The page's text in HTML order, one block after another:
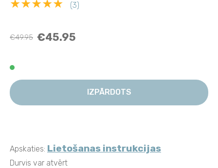
★★★★★ (3)
€49.95 €45.95
IZPĀRDOTS
Apskaties: Lietošanas instrukcijas
Durvis var atvērt